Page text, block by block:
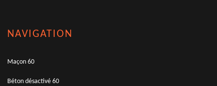
NAVIGATION
Maçon 60
Béton désactivé 60